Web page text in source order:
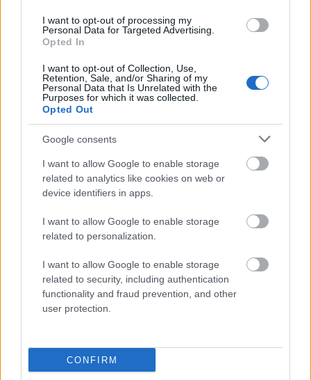
I want to opt-out of processing my
Personal Data for Targeted Advertising.
Opted In
I want to opt-out of Collection, Use,
Retention, Sale, and/or Sharing of my
Personal Data that Is Unrelated with the
Purposes for which it was collected.
Opted Out
Google consents
I want to allow Google to enable storage
related to analytics like cookies on web or
device identifiers in apps.
I want to allow Google to enable storage
related to personalization.
I want to allow Google to enable storage
related to security, including authentication
functionality and fraud prevention, and other
user protection.
CONFIRM
Ciekawostki
porzekadło— Pochodzenie wyrazu
psim swędem— Psia historia
Mogą Cię zainteresować również hasła
Dominikana
wymowa
Afrykanin
polisemia